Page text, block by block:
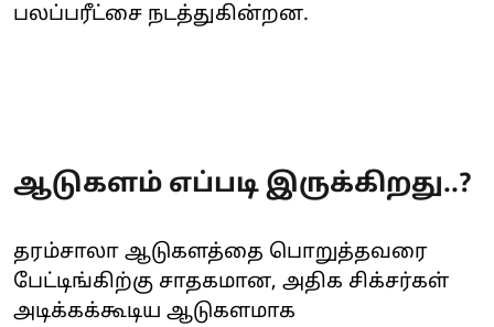
பலப்பரீட்சை நடத்துகின்றன.
ஆடுகளம் எப்படி இருக்கிறது..?
தரம்சாலா ஆடுகளத்தை பொறுத்தவரை
பேட்டிங்கிற்கு சாதகமான, அதிக சிக்சர்கள்
அடிக்கக்கூடிய ஆடுகளமாக